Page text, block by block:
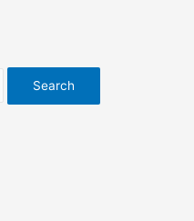
Search